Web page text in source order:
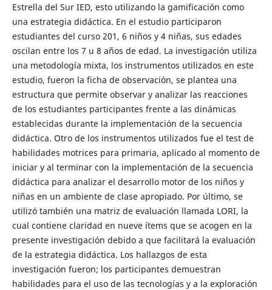
Estrella del Sur IED, esto utilizando la gamificación como
una estrategia didáctica. En el estudio participaron
estudiantes del curso 201, 6 niños y 4 niñas, sus edades
oscilan entre los 7 u 8 años de edad. La investigación utiliza
una metodología mixta, los instrumentos utilizados en este
estudio, fueron la ficha de observación, se plantea una
estructura que permite observar y analizar las reacciones
de los estudiantes participantes frente a las dinámicas
establecidas durante la implementación de la secuencia
didáctica. Otro de los instrumentos utilizados fue el test de
habilidades motrices para primaria, aplicado al momento de
iniciar y al terminar con la implementación de la secuencia
didáctica para analizar el desarrollo motor de los niños y
niñas en un ambiente de clase apropiado. Por último, se
utilizó también una matriz de evaluación llamada LORI, la
cual contiene claridad en nueve ítems que se acogen en la
presente investigación debido a que facilitará la evaluación
de la estrategia didáctica. Los hallazgos de esta
investigación fueron; los participantes demuestran
habilidades para el uso de las tecnologías y a la exploración